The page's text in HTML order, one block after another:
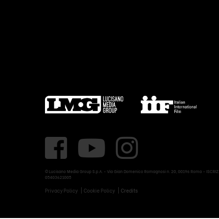
© Lucisano Media Group S.p.A. - Via Gian Domenico Romagnosi n. 20, 00196 Roma - ISCRIZ.
05403621005
Privacy Policy Cookie Policy Credits